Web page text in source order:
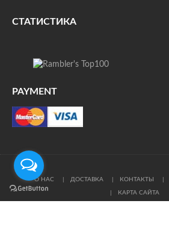
СТАТИСТИКА
PAYMENT
О НАС ДОСТАВКА КОНТАКТЫ
КАРТА САЙТА